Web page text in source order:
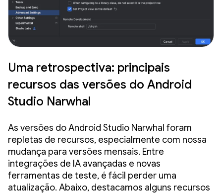
Uma retrospectiva: principais
recursos das versões do Android
Studio Narwhal
As versões do Android Studio Narwhal foram
repletas de recursos, especialmente com nossa
mudança para versões mensais. Entre
integrações de IA avançadas e novas
ferramentas de teste, é fácil perder uma
atualização. Abaixo, destacamos alguns recursos